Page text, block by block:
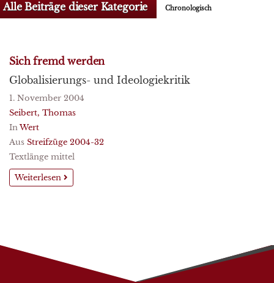
Alle Beiträge dieser Kategorie Chronologisch
Sich fremd werden
Globalisierungs- und Ideologiekritik
1. November 2004
Seibert, Thomas
InWert
Aus Streifzüge 2004-32
Textlänge mittel
Weiterlesen